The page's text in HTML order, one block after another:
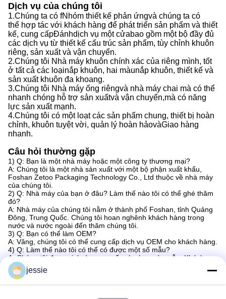
Dịch vụ của chúng tôi
1.Chúng ta có fNhóm thiết kế phản ứngvà chúng ta có
thể hợp tác với khách hàng để phát triển sản phẩm và thiết
kế, cung cấpĐánhdịch vụ một cửabao gồm một bộ đầy đủ
các dịch vụ từ thiết kế cấu trúc sản phẩm, tùy chỉnh khuôn
riêng, sản xuất và vận chuyển.
2.Chúng tôi Nhà máy khuôn chính xác của riêng mình, tốt
ở tất cả các loạinắp khuôn, hai màunắp khuôn, thiết kế và
sản xuất khuôn đa khoang.
3.Chúng tôi Nhà máy ống riêngvà nhà máy chai mà có thể
nhanh chóng hỗ trợ sản xuấtvà vận chuyển,mà có năng
lực sản xuất mạnh.
4.Chúng tôi có một loạt các sản phẩm chung, thiết bị hoàn
chỉnh, khuôn tuyệt vời, quản lý hoàn hảovàGiao hàng
nhanh.
Câu hỏi thường gặp
1) Q: Bạn là một nhà máy hoặc một công ty thương mại?
A: Chúng tôi là một nhà sản xuất với một bộ phận xuất khẩu,
Foshan Zetoo Packaging Technology Co., Ltd thuộc về nhà máy
của chúng tôi.
2) Q: Nhà máy của bạn ở đâu? Làm thế nào tôi có thể ghé thăm
đó?
A: Nhà máy của chúng tôi nằm ở thành phố Foshan, tỉnh Quảng
Đông, Trung Quốc. Chúng tôi hoan nghênh khách hàng trong
nước và nước ngoài đến thăm chúng tôi.
3) Q: Bạn có thể làm OEM?
A: Vâng, chúng tôi có thể cung cấp dịch vụ OEM cho khách hàng.
4) Q: Làm thế nào tôi có thể có được một số mẫu?
A: Chúng tôi được vinh dự cung cấp cho bạn các mẫu. Khách
hàng mới nên chịu chi phí vận chuyển. Các mẫu có thể được
thực hiện theo thiết kế của bạn.
5) Q: Nhà máy của bạn làm thế nào về kiểm soát chất lượng?
jessie